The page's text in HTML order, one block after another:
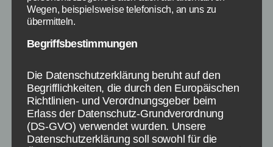
Video zeigt den Einparkversuch der 92-jährigen -
Wegen, beispielsweise telefonisch, an uns zu
übermitteln.
Begriffsbestimmungen
Die Datenschutzerklärung beruht auf den
Begrifflichkeiten, die durch den Europäischen
Richtlinien- und Verordnungsgeber beim
Erlass der Datenschutz-Grundverordnung
(DS-GVO) verwendet wurden. Unsere
Datenschutzerklärung soll sowohl für die